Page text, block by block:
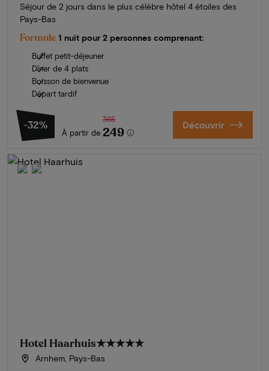
Séjour de 2 jours dans le plus célèbre hôtel 4 étoiles des
Pays-Bas
Formule 1 nuit pour 2 personnes comprenant:
Buffet petit-déjeuner
Dîner de 4 plats
Boisson de bienvenue
Départ tardif
-32%
À partir de
365
249 Découvrir
Hotel Haarhuis★★★★★
Arnhem, Pays-Bas